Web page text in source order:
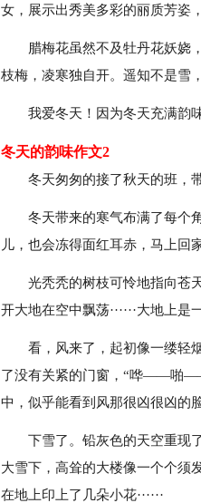
女，展示出秀美多彩的丽质芳姿
腊梅花虽然不及牡丹花妖娆
枝梅，凌寒独自开。遥知不是雪
我爱冬天！因为冬天充满韵
冬天的韵味作文2
冬天匆匆的接了秋天的班，
冬天带来的寒气布满了每个
儿，也会冻得面红耳赤，马上回
光秃秃的树枝可怜地指向苍
开大地在空中飘荡······大地上是
看，风来了，起初像一缕轻
了没有关紧的门窗，“哗——啪
中，似乎能看到风那很凶很凶的
下雪了。铅灰色的天空重现
大雪下，高耸的大楼像一个个须
在地上印上了几朵小花······